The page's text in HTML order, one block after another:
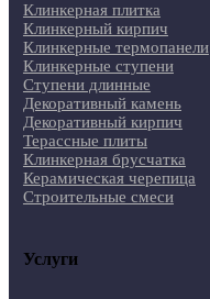
Клинкерная плитка
Клинкерный кирпич
Клинкерные термопанели
Клинкерные ступени
Ступени длинные
Декоративный камень
Декоративный кирпич
Терассные плиты
Клинкерная брусчатка
Керамическая черепица
Строительные смеси
Услуги